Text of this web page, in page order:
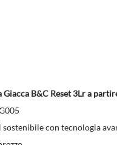
Giacca B&C Reset 3Lr a
sostenibile con tecnologia